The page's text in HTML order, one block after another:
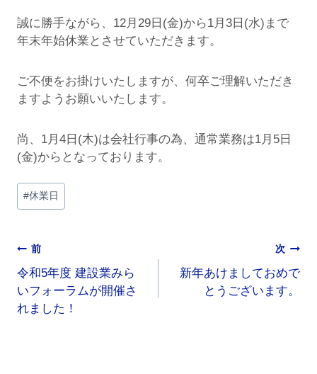
誠に勝手ながら、12月29日(金)から1月3日(水)まで
年末年始休業とさせていただきます。
ご不便をお掛けいたしますが、何卒ご理解いただき
ますようお願いいたします。
尚、1月4日(木)は会社行事の為、通常業務は1月5日
(金)からとなっております。
#休業日
前
令和5年度 建設業みら
いフォーラムが開催さ
れました！
次
新年あけましておめで
とうございます。